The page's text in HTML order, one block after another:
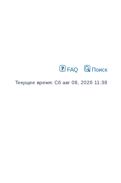
FAQ Поиск
Текущее время: Сб авг 08, 2026 11:38